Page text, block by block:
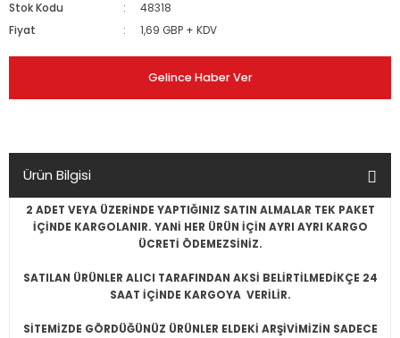
Stok Kodu
48318
Fiyat
1,69 GBP + KDV
Gelince Haber Ver
Ürün Bilgisi
2 ADET VEYA ÜZERİNDE YAPTIĞINIZ SATIN ALMALAR TEK PAKET
İÇİNDE KARGOLANIR. YANİ HER ÜRÜN İÇİN AYRI AYRI KARGO
ÜCRETİ ÖDEMEZSİNİZ.
SATILAN ÜRÜNLER ALICI TARAFINDAN AKSİ BELİRTİLMEDİKÇE 24
SAAT İÇİNDE KARGOYA VERİLİR.
SİTEMİZDE GÖRDÜĞÜNÜZ ÜRÜNLER ELDEKİ ARŞİVİMİZİN SADECE